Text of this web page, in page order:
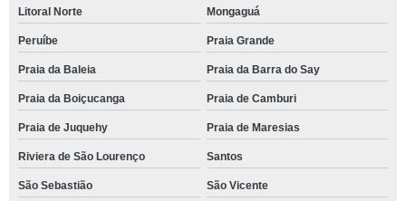
Litoral Norte Mongaguá
Peruíbe Praia Grande
Praia da Baleia Praia da Barra do Say
Praia da Boiçucanga Praia de Camburi
Praia de Juquehy Praia de Maresias
Riviera de São Lourenço Santos
São Sebastião São Vicente